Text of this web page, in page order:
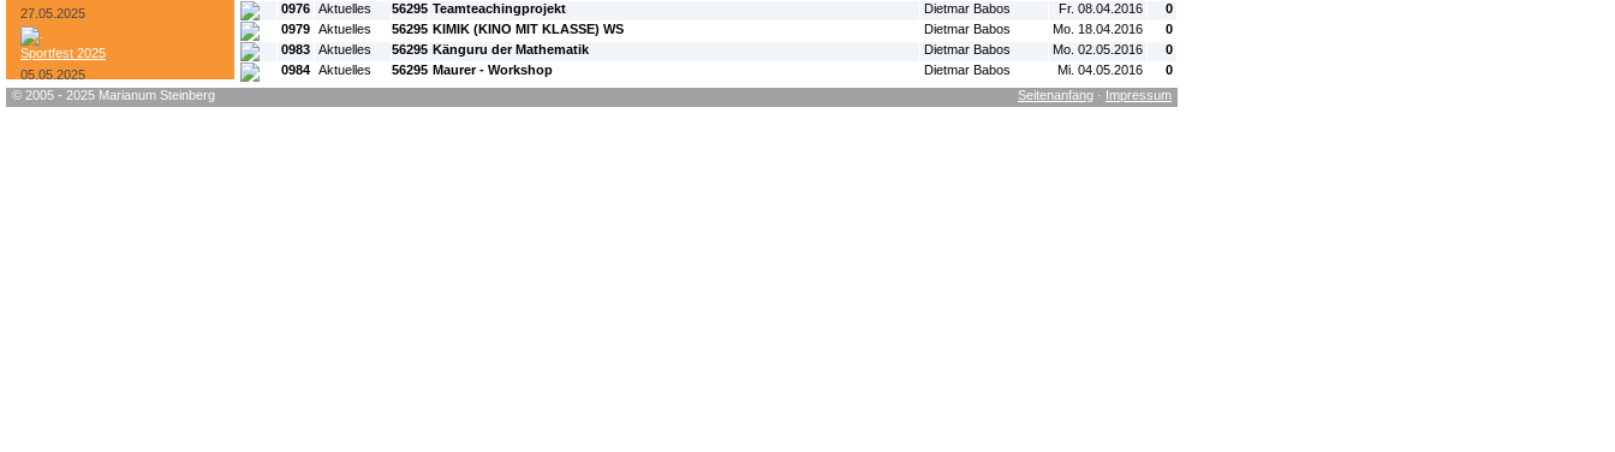
27.05.2025
Sportfest 2025
05.05.2025
0976 Aktuelles 56295 Teamteachingprojekt Dietmar Babos Fr. 08.04.2016
0
0979 Aktuelles 56295 KIMIK (KINO MIT KLASSE) WS Dietmar Babos Mo. 18.04.2016
0
0983 Aktuelles 56295 Känguru der Mathematik Dietmar Babos Mo. 02.05.2016
0
0984 Aktuelles 56295 Maurer - Workshop Dietmar Babos Mi. 04.05.2016
0
© 2005 - 2025 Marianum Steinberg
Seitenanfang · Impressum